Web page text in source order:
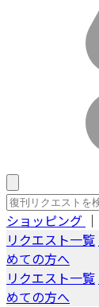
ショッピング ｜
リクエスト一覧
めての方へ
リクエスト一覧
めての方へ